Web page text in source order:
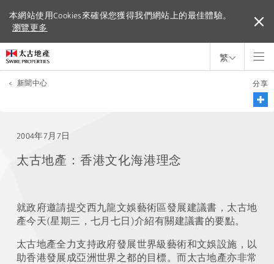
本網站使用Cookies來確保您獲得我們網站上的最佳體驗。
瀏覽更多
本網站使用Cookies來確保您獲得我們網站上的最佳體驗。
瀏覽更多
繁
< 新聞中心 分享
2004年7月7日
太古地產：香港文化海港理念
就政府邀請提交西九龍文娛藝術區發展建議書，太古地
產今天(星期三，七月七日)介紹有關建議書的要點。
太古地產全力支持政府發展世界級藝術和文娛設施，以
助香港發展成亞洲世界之都的目標。而太古地產亦非常